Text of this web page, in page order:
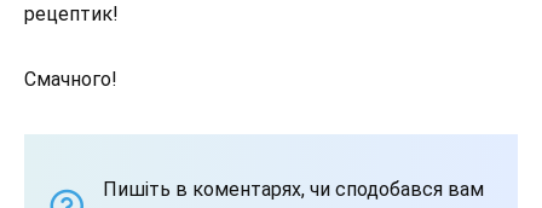
рецептик!
Смачного!
Пишіть в коментарях, чи сподобався вам